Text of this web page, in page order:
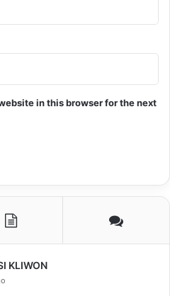
in this browser for the next
KLIWON